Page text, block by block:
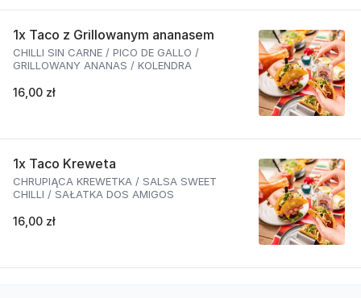
1x Taco z Grillowanym ananasem
CHILLI SIN CARNE / PICO DE GALLO /
GRILLOWANY ANANAS / KOLENDRA
16,00 zł
1x Taco Kreweta
CHRUPIĄCA KREWETKA / SALSA SWEET
CHILLI / SAŁATKA DOS AMIGOS
16,00 zł